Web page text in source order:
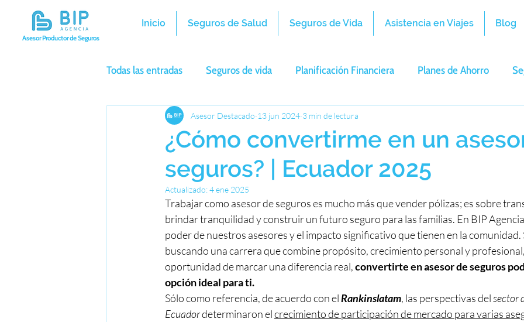
Asesor Productor de Seguros
Inicio Seguros de Salud Seguros de Vida Asistencia en Viajes Blog
Todas las entradas Seguros de vida Planificación Financiera Planes de Ahorro
Seguros de viaje Equipo BIP Agencia
¿Cómo convertirme en un
seguros? | Ecuador 2025
Asesor Destacado 13 jun 2024 3 min de lectura
Actualizado:4 ene 2025
Trabajar como asesor de seguros es mucho más que vender pólizas; es sobre
brindar tranquilidad y construir un futuro seguro para las familias. En BIP
poder de nuestros asesores y el impacto significativo que tienen en la comunidad.
buscando una carrera que combine propósito, crecimiento personal y
oportunidad de marcar una diferencia real, convertirte en asesor de seguros
opción ideal para ti.
Sólo como referencia, de acuerdo con el Rankinslatam, las perspectivas del sector
Ecuador determinaron el crecimiento de participación de mercado para varias